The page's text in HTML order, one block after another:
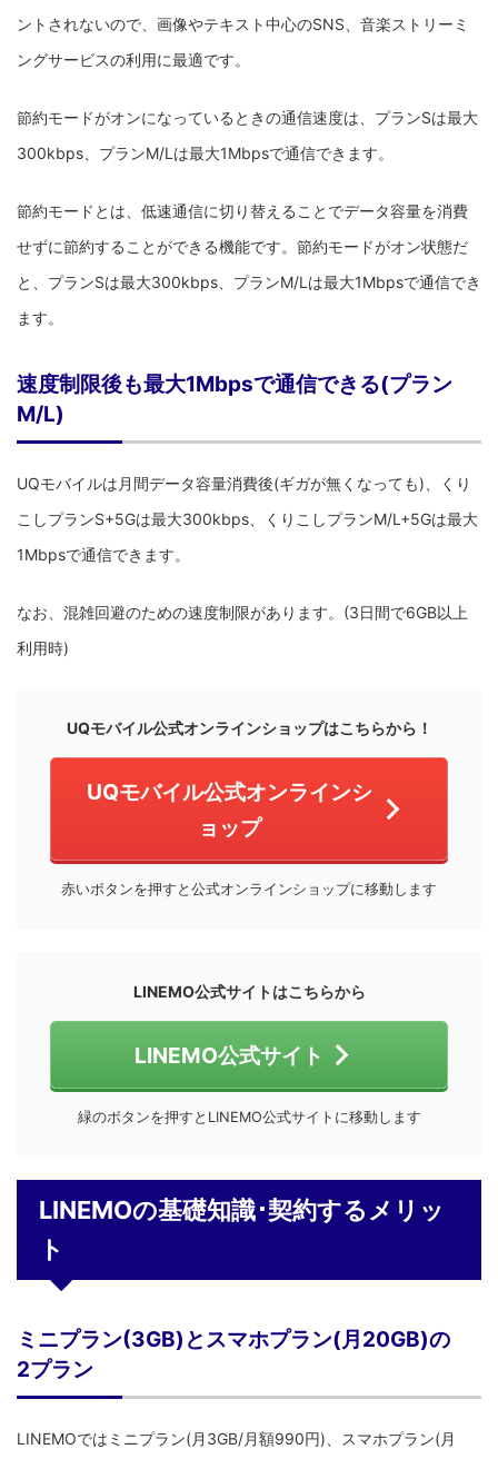
ントされないので、画像やテキスト中心のSNS、音楽ストリーミ
ングサービスの利用に最適です。
節約モードがオンになっているときの通信速度は、プランSは最大
300kbps、プランM/Lは最大1Mbpsで通信できます。
節約モードとは、低速通信に切り替えることでデータ容量を消費
せずに節約することができる機能です。節約モードがオン状態だ
と、プランSは最大300kbps、プランM/Lは最大1Mbpsで通信でき
ます。
速度制限後も最大1Mbpsで通信できる(プラン
M/L)
UQモバイルは月間データ容量消費後(ギガが無くなっても)、くり
こしプランS+5Gは最大300kbps、くりこしプランM/L+5Gは最大
1Mbpsで通信できます。
なお、混雑回避のための速度制限があります。(3日間で6GB以上
利用時)
UQモバイル公式オンラインショップはこちらから！
UQモバイル公式オンラインシ
ョップ
赤いボタンを押すと公式オンラインショップに移動します
LINEMO公式サイトはこちらから
LINEMO公式サイト
緑のボタンを押すとLINEMO公式サイトに移動します
LINEMOの基礎知識･契約するメリッ
ト
ミニプラン(3GB)とスマホプラン(月20GB)の
2プラン
LINEMOではミニプラン(月3GB/月額990円)、スマホプラン(月